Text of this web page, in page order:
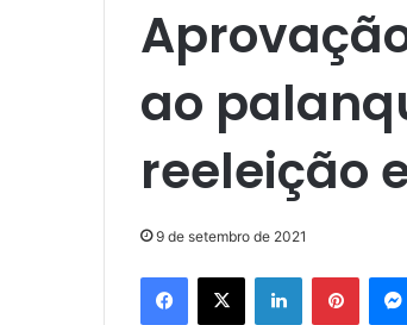
ao
reeleição
9 de setembro de 2021
Facebook
X Linkedin